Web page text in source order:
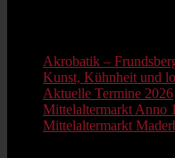
Akrobatik –
Kunst, Kühnheit und
Aktuelle Termine 2026
Mittelaltermarkt Anno
Mittelaltermarkt